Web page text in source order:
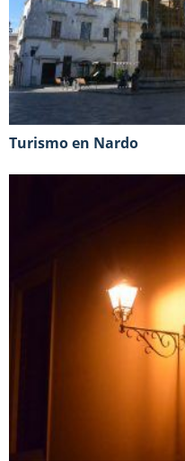
Turismo en Nardo